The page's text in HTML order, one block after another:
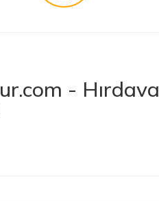
-